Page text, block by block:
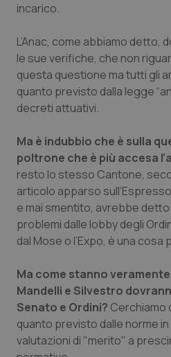
Umbria
Valle D’Aosta
Veneto
Oftalmologia
Oncodermatologia
Oncoematologia
Psoriasi & pelle
Quotidiano Cardiologia
Quotidiano Chirurgia
Quotidiano Pediatria
Rene & patologie
incarico.
L’Anac, come abbiamo detto,
le sue verifiche, che non
questa questione ma tutti gli
quanto previsto dalla legge
decreti attuativi.
Ma è indubbio che è sulla
poltrone che è più accesa
resto lo stesso Cantone,
articolo apparso sull’Espresso
e mai smentito, avrebbe
problemi dalle lobby degli
dal Mose o l’Expo, è una cosa
Ma come stanno
Mandelli e Silvestro
Senato e Ordini? Cerchiamo
quanto previsto dalle norme
valutazioni di "merito" a